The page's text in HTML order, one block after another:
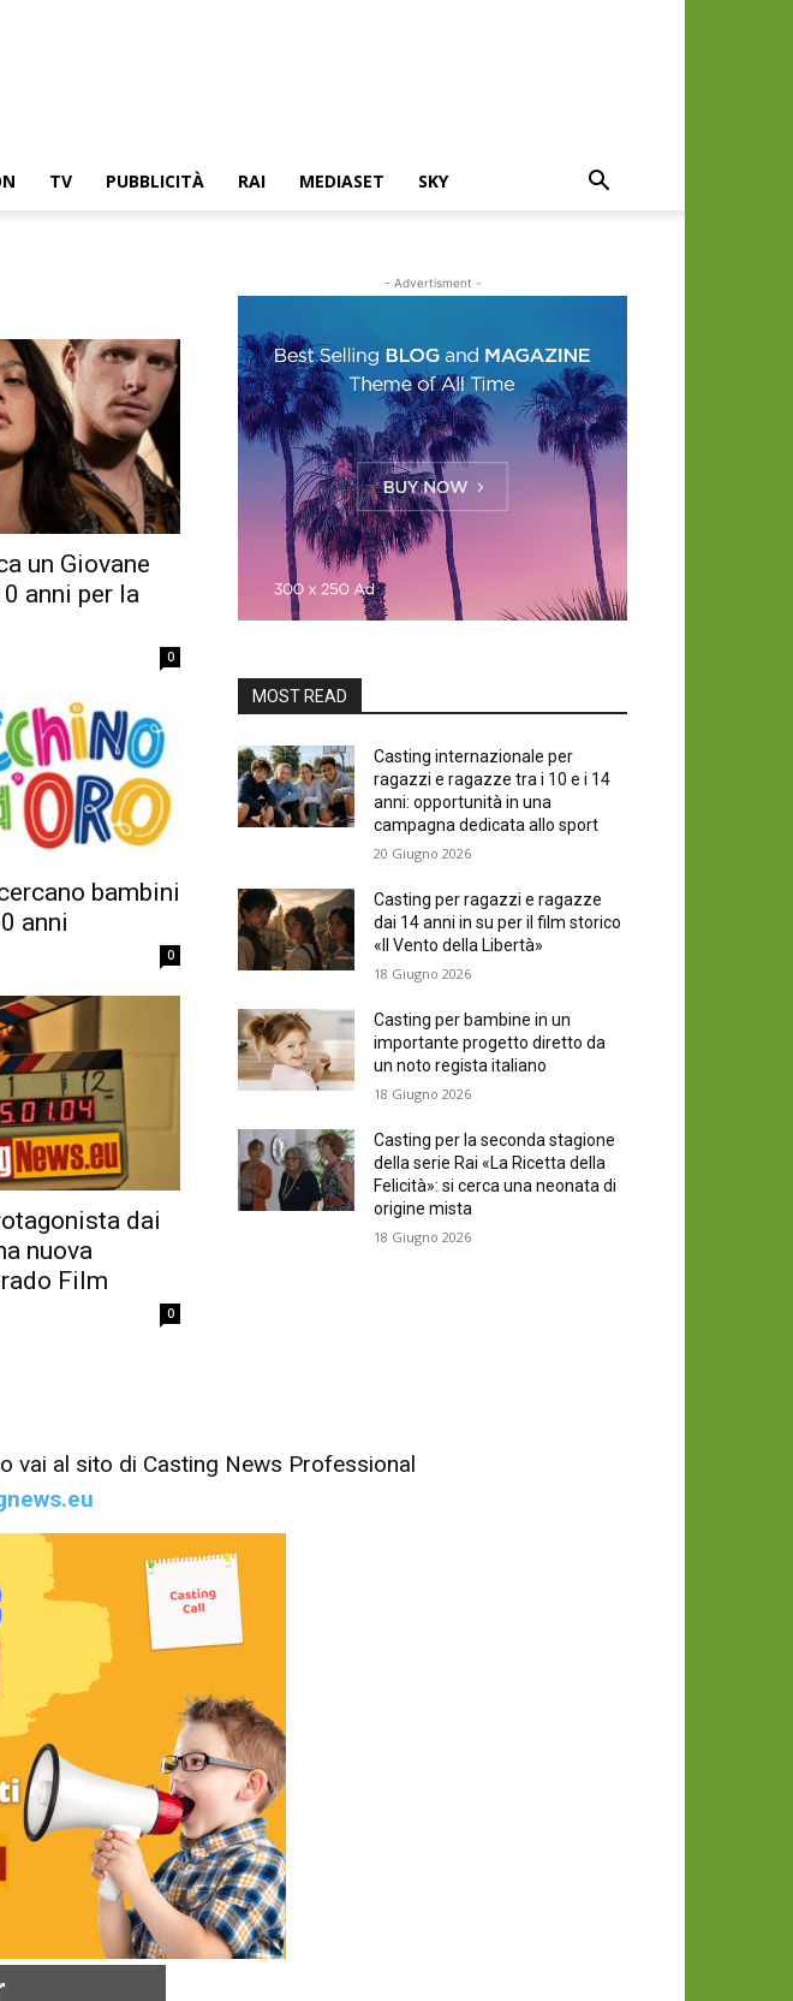
TV PUBBLICITÀ RAI MEDIASET SKY
un Giovane
anni per la
0
bambini
anni
0
dai
nuova
Film
0
- Advertisment -
MOST READ
Casting internazionale per
ragazzi e ragazze tra i 10 e i 14
anni: opportunità in una
campagna dedicata allo sport
20 Giugno 2026
Casting per ragazzi e ragazze
dai 14 anni in su per il film storico
«Il Vento della Libertà»
18 Giugno 2026
Casting per bambine in un
importante progetto diretto da
un noto regista italiano
18 Giugno 2026
Casting per la seconda stagione
della serie Rai «La Ricetta della
Felicità»: si cerca una neonata di
origine mista
18 Giugno 2026
vai al sito di Casting News Professional